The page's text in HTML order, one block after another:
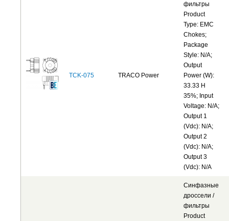
TCK-075 TRACO Power
фильтры
Product
Type: EMC
Chokes;
Package
Style: N/A;
Output
Power (W):
33.33 H
35%; Input
Voltage: N/A;
Output 1
(Vdc): N/A;
Output 2
(Vdc): N/A;
Output 3
(Vdc): N/A
Синфазные
дроссели /
фильтры
Product